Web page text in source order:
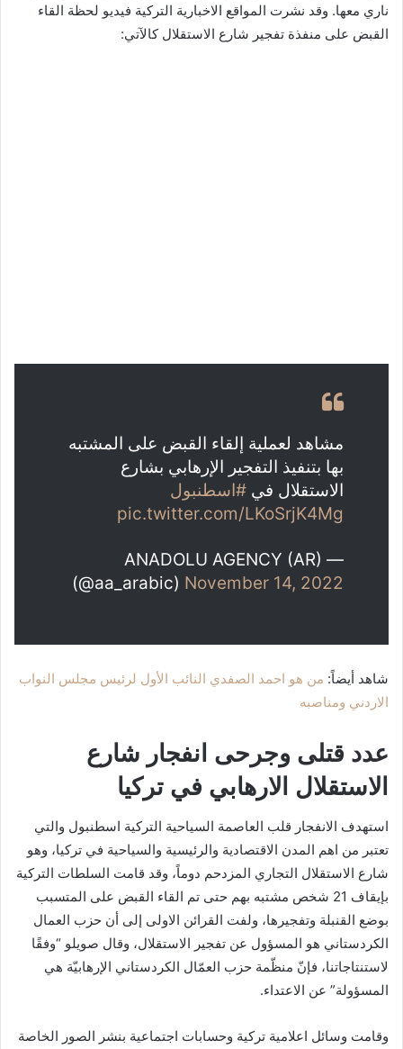
ناري معها. وقد نشرت المواقع الاخبارية التركية فيديو لحظة القاء
القبض على منفذة تفجير شارع الاستقلال كالآتي:
مشاهد لعملية إلقاء القبض على المشتبه
بها بتنفيذ التفجير الإرهابي بشارع
الاستقلال في #اسطنبول
pic.twitter.com/LKoSrjK4Mg
— ANADOLU AGENCY (AR)
(@aa_arabic) November 14, 2022
شاهد أيضاً: من هو احمد الصفدي النائب الأول لرئيس مجلس النواب
الاردني ومناصبه
عدد قتلى وجرحى انفجار شارع
الاستقلال الارهابي في تركيا
استهدف الانفجار قلب العاصمة السياحية التركية اسطنبول والتي
تعتبر من اهم المدن الاقتصادية والرئيسية والسياحية في تركيا، وهو
شارع الاستقلال التجاري المزدحم دوماً، وقد قامت السلطات التركية
بإيقاف 21 شخص مشتبه بهم حتى تم القاء القبض على المتسبب
بوضع القنبلة وتفجيرها، ولفت القرائن الاولى إلى أن حزب العمال
الكردستاني هو المسؤول عن تفجير الاستقلال، وقال صويلو “وفقًا
لاستنتاجاتنا، فإنّ منظّمة حزب العمّال الكردستاني الإرهابيّة هي
المسؤولة” عن الاعتداء.
وقامت وسائل اعلامية تركية وحسابات اجتماعية بنشر الصور الخاصة